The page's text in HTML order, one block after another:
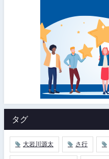
タグ
大岩川源太 さ行